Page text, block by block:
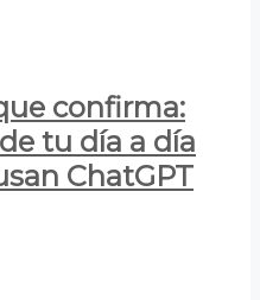
confirma:
tu día a día
ChatGPT